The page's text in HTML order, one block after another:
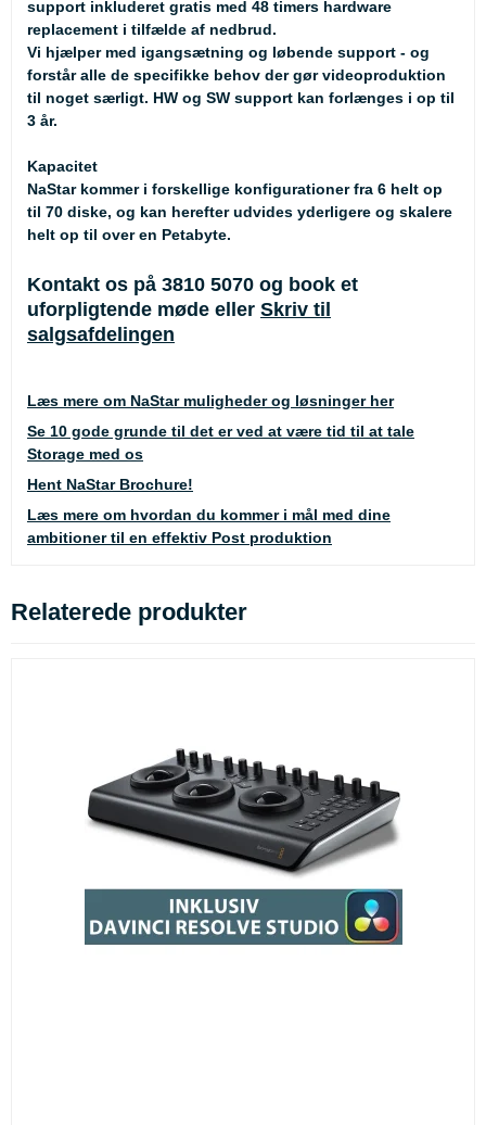
support inkluderet gratis med 48 timers hardware
replacement i tilfælde af nedbrud.
Vi hjælper med igangsætning og løbende support - og
forstår alle de specifikke behov der gør videoproduktion
til noget særligt. HW og SW support kan forlænges i op til
3 år.
Kapacitet
NaStar kommer i forskellige konfigurationer fra 6 helt op
til 70 diske, og kan herefter udvides yderligere og skalere
helt op til over en Petabyte.
Kontakt os på 3810 5070 og book et
uforpligtende møde eller Skriv til
salgsafdelingen
Læs mere om NaStar muligheder og løsninger her
Se 10 gode grunde til det er ved at være tid til at tale
Storage med os
Hent NaStar Brochure!
Læs mere om hvordan du kommer i mål med dine
ambitioner til en effektiv Post produktion
Relaterede produkter